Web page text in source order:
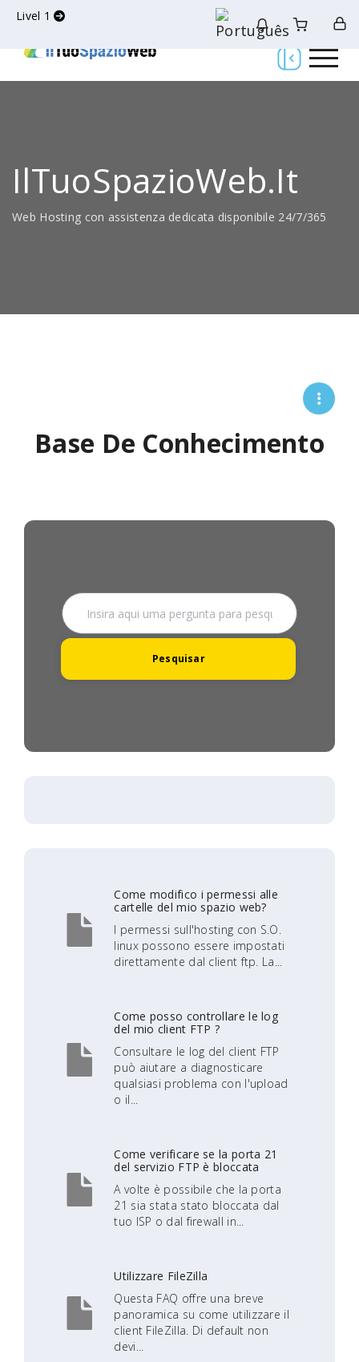
Livel 1
IlTuoSpazioWeb.it
Web Hosting con assistenza dedicata disponibile 24/7/365
Base De Conhecimento
Come modifico i permessi alle
cartelle del mio spazio web?
I permessi sull'hosting con S.O.
linux possono essere impostati
direttamente dal client ftp. La...
Come posso controllare le log
del mio client FTP ?
Consultare le log del client FTP
può aiutare a diagnosticare
qualsiasi problema con l'upload
o il...
Come verificare se la porta 21
del servizio FTP è bloccata
A volte è possibile che la porta
21 sia stata stato bloccata dal
tuo ISP o dal firewall in...
Utilizzare FileZilla
Questa FAQ offre una breve
panoramica su come utilizzare il
client FileZilla. Di default non
devi...